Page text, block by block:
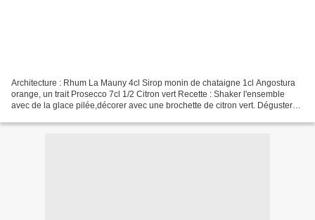
Architecture : Rhum La Mauny 4cl Sirop monin de chataigne 1cl Angostura
orange, un trait Prosecco 7cl 1/2 Citron vert Recette : Shaker l'ensemble
avec de la glace pilée,décorer avec une brochette de citron vert. Déguster